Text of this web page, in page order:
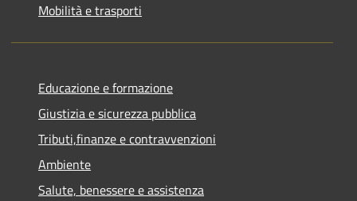
Mobilità e trasporti
Educazione e formazione
Giustizia e sicurezza pubblica
Tributi,finanze e contravvenzioni
Ambiente
Salute, benessere e assistenza